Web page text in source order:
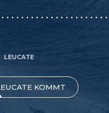
LEUCATE
KOMMT